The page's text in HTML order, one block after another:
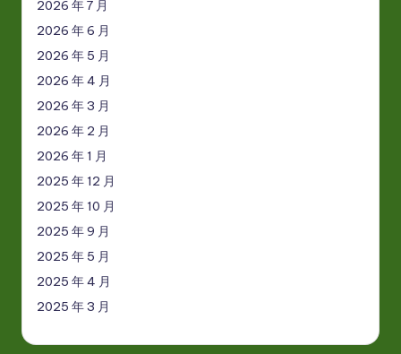
2026 年 7 月
2026 年 6 月
2026 年 5 月
2026 年 4 月
2026 年 3 月
2026 年 2 月
2026 年 1 月
2025 年 12 月
2025 年 10 月
2025 年 9 月
2025 年 5 月
2025 年 4 月
2025 年 3 月